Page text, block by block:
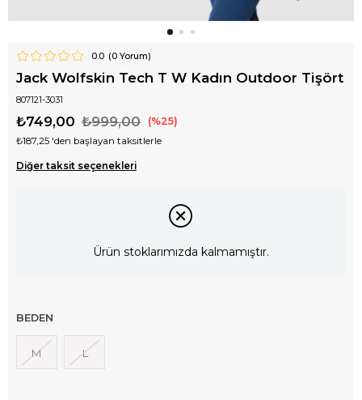
0.0 (0Yorum)
Jack Wolfskin Tech T W Kadın Outdoor Tişört
807121-3031
₺999,00
₺749,00 25
₺187,25 'den başlayan taksitlerle
Diğer taksit seçenekleri
Ürün stoklarımızda kalmamıştır.
BEDEN
M L